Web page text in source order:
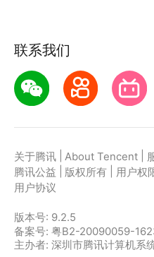
联系我们
关于腾讯 About Tencent
腾讯公益
版权所有 用户权
用户协议
版本号: 9.2.5
备案号: 粤B2-20090059-
主办者: 深圳市腾讯计算机系